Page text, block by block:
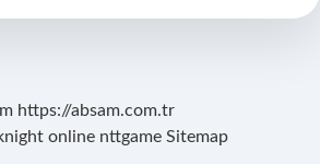
https://absam.com.tr
online nttgame Sitemap